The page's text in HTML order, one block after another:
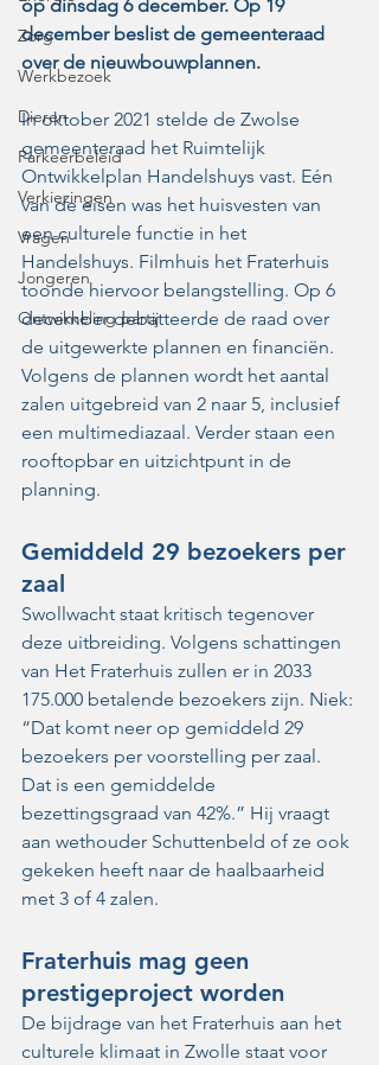
Zorg
Werkbezoek
Dieren
Parkeerbeleid
Verkiezingen
Vragen
Jongeren
Ontwikkeling partij
op dinsdag 6 december. Op 19
december beslist de gemeenteraad
over de nieuwbouwplannen.
In oktober 2021 stelde de Zwolse
gemeenteraad het Ruimtelijk
Ontwikkelplan Handelshuys vast. Eén
van de eisen was het huisvesten van
een culturele functie in het
Handelshuys. Filmhuis het Fraterhuis
toonde hiervoor belangstelling. Op 6
december debatteerde de raad over
de uitgewerkte plannen en financiën.
Volgens de plannen wordt het aantal
zalen uitgebreid van 2 naar 5, inclusief
een multimediazaal. Verder staan een
rooftopbar en uitzichtpunt in de
planning.
Gemiddeld 29 bezoekers per
zaal
Swollwacht staat kritisch tegenover
deze uitbreiding. Volgens schattingen
van Het Fraterhuis zullen er in 2033
175.000 betalende bezoekers zijn. Niek:
“Dat komt neer op gemiddeld 29
bezoekers per voorstelling per zaal.
Dat is een gemiddelde
bezettingsgraad van 42%.” Hij vraagt
aan wethouder Schuttenbeld of ze ook
gekeken heeft naar de haalbaarheid
met 3 of 4 zalen.
Fraterhuis mag geen
prestigeproject worden
De bijdrage van het Fraterhuis aan het
culturele klimaat in Zwolle staat voor